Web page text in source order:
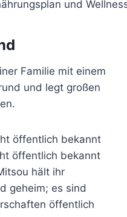
Familie mit einem
und legt großen
öffentlich bekannt
öffentlich bekannt
hält ihr
geheim; es sind
öffentlich